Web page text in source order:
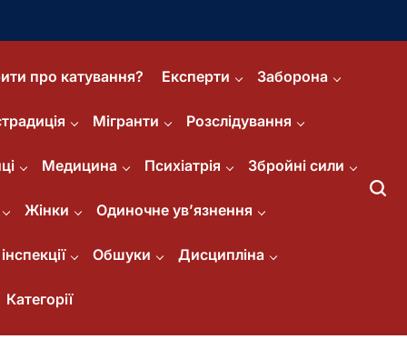
про катування? Експерти Заборона
Мігранти Розслідування
Медицина Психіатрія Збройні сили
Жінки Одиночне ув’язнення
Обшуки Дисципліна
Категорії